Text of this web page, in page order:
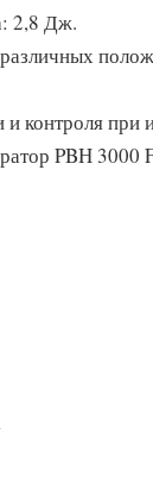
2,8 Дж.
контроля
PBH 3000